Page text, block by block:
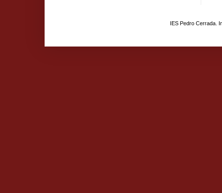
IES Pedro Cerrada.